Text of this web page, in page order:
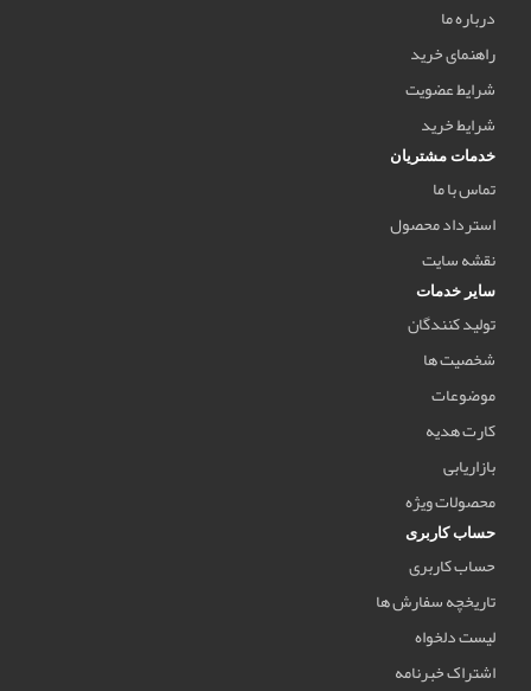
درباره ما
راهنمای خرید
شرایط عضویت
شرایط خرید
خدمات مشتریان
تماس با ما
استرداد محصول
نقشه سایت
سایر خدمات
تولید کنندگان
شخصیت ها
موضوعات
کارت هدیه
بازاریابی
محصولات ویژه
حساب کاربری
حساب کاربری
تاریخچه سفارش ها
لیست دلخواه
اشتراک خبرنامه